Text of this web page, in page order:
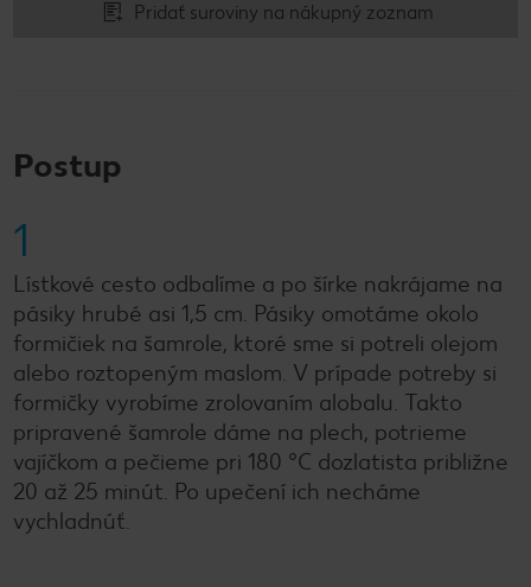
Pridať suroviny na nákupný zoznam
Postup
1
Lístkové cesto odbalíme a po šírke nakrájame na
pásiky hrubé asi 1,5 cm. Pásiky omotáme okolo
formičiek na šamrole, ktoré sme si potreli olejom
alebo roztopeným maslom. V prípade potreby si
formičky vyrobíme zrolovaním alobalu. Takto
pripravené šamrole dáme na plech, potrieme
vajíčkom a pečieme pri 180 °C dozlatista približne
20 až 25 minút. Po upečení ich necháme
vychladnúť.